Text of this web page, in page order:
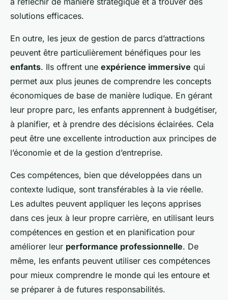
solutions efficaces.
En outre, les jeux de gestion de parcs d’attractions
peuvent être particulièrement bénéfiques pour les
enfants. Ils offrent une expérience immersive qui
permet aux plus jeunes de comprendre les concepts
économiques de base de manière ludique. En gérant
leur propre parc, les enfants apprennent à budgétiser,
à planifier, et à prendre des décisions éclairées. Cela
peut être une excellente introduction aux principes de
l’économie et de la gestion d’entreprise.
Ces compétences, bien que développées dans un
contexte ludique, sont transférables à la vie réelle.
Les adultes peuvent appliquer les leçons apprises
dans ces jeux à leur propre carrière, en utilisant leurs
compétences en gestion et en planification pour
améliorer leur performance professionnelle. De
même, les enfants peuvent utiliser ces compétences
pour mieux comprendre le monde qui les entoure et
se préparer à de futures responsabilités.